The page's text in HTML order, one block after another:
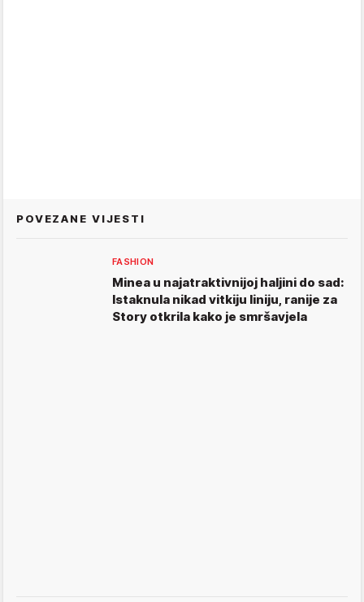
POVEZANE VIJESTI
FASHION
Minea u najatraktivnijoj haljini do sad:
Istaknula nikad vitkiju liniju, ranije za
Story otkrila kako je smršavjela